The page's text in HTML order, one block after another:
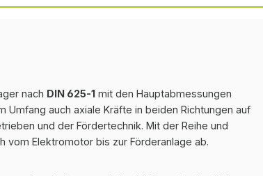
nach DIN 625-1 mit den Hauptabmessungen
auch axiale Kräfte in beiden Richtungen auf
und der Fördertechnik. Mit der Reihe und
vom Elektromotor bis zur Förderanlage ab.